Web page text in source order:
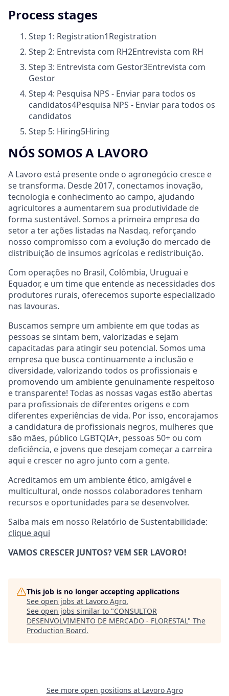
Process stages
Step 1: Registration1Registration
Step 2: Entrevista com RH2Entrevista com RH
Step 3: Entrevista com Gestor3Entrevista com
Gestor
Step 4: Pesquisa NPS - Enviar para todos os
candidatos4Pesquisa NPS - Enviar para todos os
candidatos
Step 5: Hiring5Hiring
NÓS SOMOS A LAVORO
A Lavoro está presente onde o agronegócio cresce e
se transforma. Desde 2017, conectamos inovação,
tecnologia e conhecimento ao campo, ajudando
agricultores a aumentarem sua produtividade de
forma sustentável. Somos a primeira empresa do
setor a ter ações listadas na Nasdaq, reforçando
nosso compromisso com a evolução do mercado de
distribuição de insumos agrícolas e redistribuição.
Com operações no Brasil, Colômbia, Uruguai e
Equador, e um time que entende as necessidades dos
produtores rurais, oferecemos suporte especializado
nas lavouras.
Buscamos sempre um ambiente em que todas as
pessoas se sintam bem, valorizadas e sejam
capacitadas para atingir seu potencial. Somos uma
empresa que busca continuamente a inclusão e
diversidade, valorizando todos os profissionais e
promovendo um ambiente genuinamente respeitoso
e transparente! Todas as nossas vagas estão abertas
para profissionais de diferentes origens e com
diferentes experiências de vida. Por isso, encorajamos
a candidatura de profissionais negros, mulheres que
são mães, público LGBTQIA+, pessoas 50+ ou com
deficiência, e jovens que desejam começar a carreira
aqui e crescer no agro junto com a gente.
Acreditamos em um ambiente ético, amigável e
multicultural, onde nossos colaboradores tenham
recursos e oportunidades para se desenvolver.
Saiba mais em nosso Relatório de Sustentabilidade:
clique aqui
VAMOS CRESCER JUNTOS? VEM SER LAVORO!
This job is no longer accepting applications
See open jobs at Lavoro Agro.
See open jobs similar to "CONSULTOR
DESENVOLVIMENTO DE MERCADO - FLORESTAL" The
Production Board.
See more open positions at Lavoro Agro